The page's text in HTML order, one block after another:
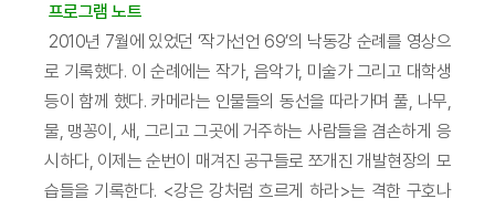
프로그램 노트
2010년 7월에 있었던 ‘작가선언 69’의 낙동강 순례를 영상으
로 기록했다. 이 순례에는 작가, 음악가, 미술가 그리고 대학생
등이 함께 했다. 카메라는 인물들의 동선을 따라가며 풀, 나무,
물, 맹꽁이, 새, 그리고 그곳에 거주하는 사람들을 겸손하게 응
시하다, 이제는 순번이 매겨진 공구들로 쪼개진 개발현장의 모
습들을 기록한다. <강은 강처럼 흐르게 하라>는 격한 구호나